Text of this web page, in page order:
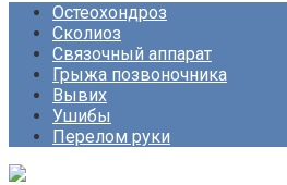
Остеохондроз
Сколиоз
Связочный аппарат
Грыжа позвоночника
Вывих
Ушибы
Перелом руки